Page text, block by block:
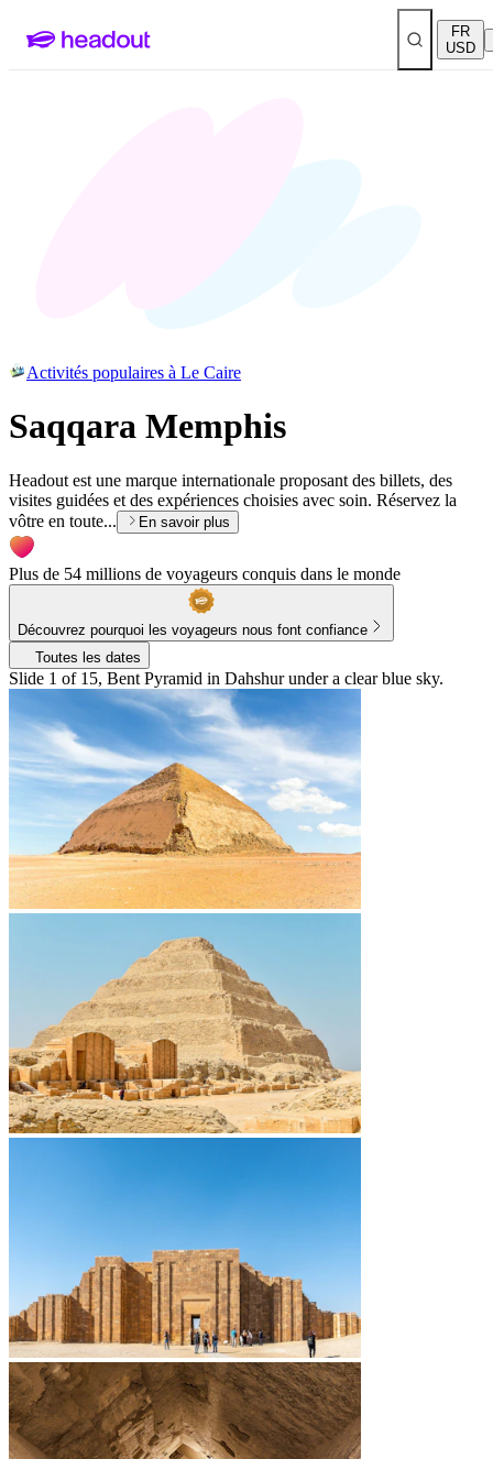
FR
USD
Activités populaires à Le Caire
Saqqara Memphis
Headout est une marque internationale proposant des billets, des
visites guidées et des expériences choisies avec soin. Réservez la
vôtre en toute...
En savoir plus
Plus de 54 millions de voyageurs conquis dans le monde
Découvrez pourquoi les voyageurs nous font confiance
Toutes les dates
Slide 1 of 15, Bent Pyramid in Dahshur under a clear blue sky.